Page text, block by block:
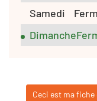
Samedi
Dimanche
Ceci est ma